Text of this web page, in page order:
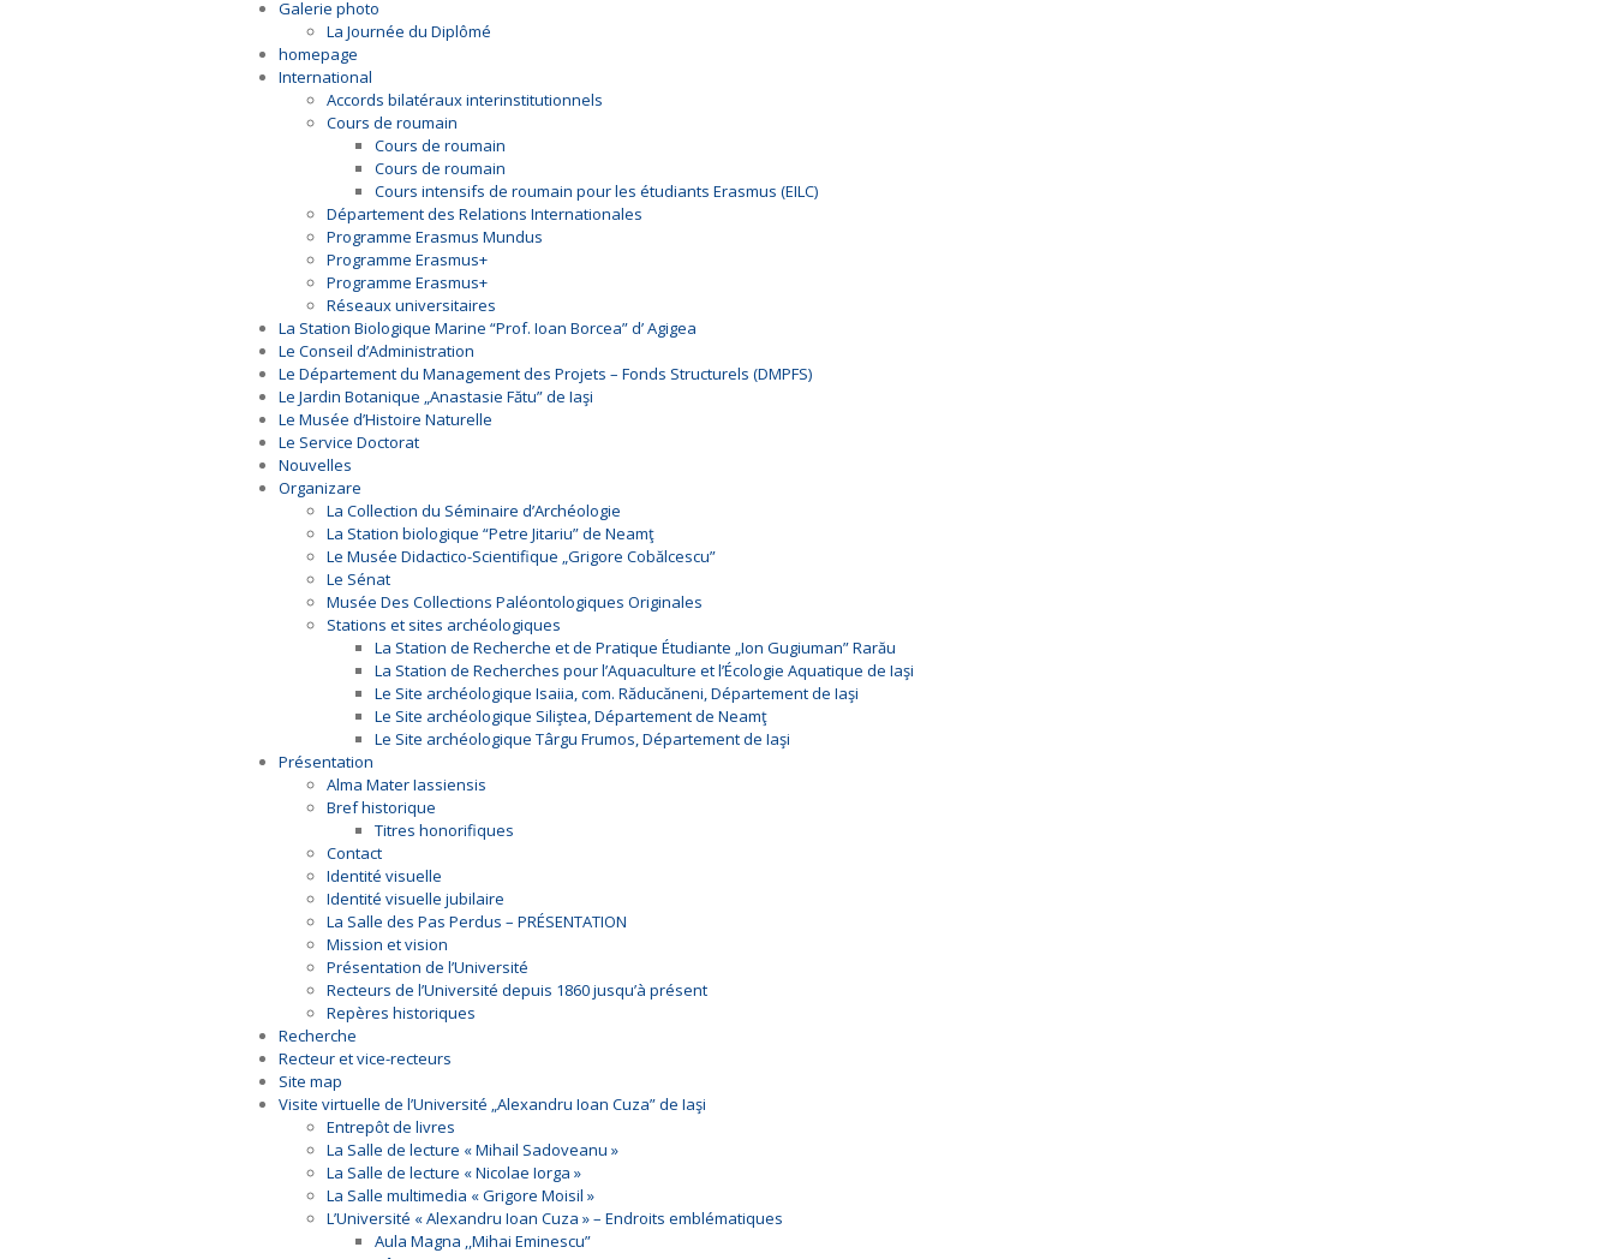
Galerie photo
La Journée du Diplômé
homepage
International
Accords bilatéraux interinstitutionnels
Cours de roumain
Cours de roumain
Cours de roumain
Cours intensifs de roumain pour les étudiants Erasmus (EILC)
Département des Relations Internationales
Programme Erasmus Mundus
Programme Erasmus+
Programme Erasmus+
Réseaux universitaires
La Station Biologique Marine “Prof. Ioan Borcea” d’ Agigea
Le Conseil d’Administration
Le Département du Management des Projets – Fonds Structurels (DMPFS)
Le Jardin Botanique „Anastasie Fătu” de Iaşi
Le Musée d’Histoire Naturelle
Le Service Doctorat
Nouvelles
Organizare
La Collection du Séminaire d’Archéologie
La Station biologique “Petre Jitariu” de Neamţ
Le Musée Didactico-Scientifique „Grigore Cobălcescu”
Le Sénat
Musée Des Collections Paléontologiques Originales
Stations et sites archéologiques
La Station de Recherche et de Pratique Étudiante „Ion Gugiuman” Rarău
La Station de Recherches pour l’Aquaculture et l’Écologie Aquatique de Iaşi
Le Site archéologique Isaiia, com. Răducăneni, Département de Iaşi
Le Site archéologique Siliştea, Département de Neamţ
Le Site archéologique Târgu Frumos, Département de Iaşi
Présentation
Alma Mater Iassiensis
Bref historique
Titres honorifiques
Contact
Identité visuelle
Identité visuelle jubilaire
La Salle des Pas Perdus – PRÉSENTATION
Mission et vision
Présentation de l’Université
Recteurs de l’Université depuis 1860 jusqu’à présent
Repères historiques
Recherche
Recteur et vice-recteurs
Site map
Visite virtuelle de l’Université „Alexandru Ioan Cuza” de Iaşi
Entrepôt de livres
La Salle de lecture « Mihail Sadoveanu »
La Salle de lecture « Nicolae Iorga »
La Salle multimedia « Grigore Moisil »
L’Université « Alexandru Ioan Cuza » – Endroits emblématiques
Aula Magna ,,Mihai Eminescu”